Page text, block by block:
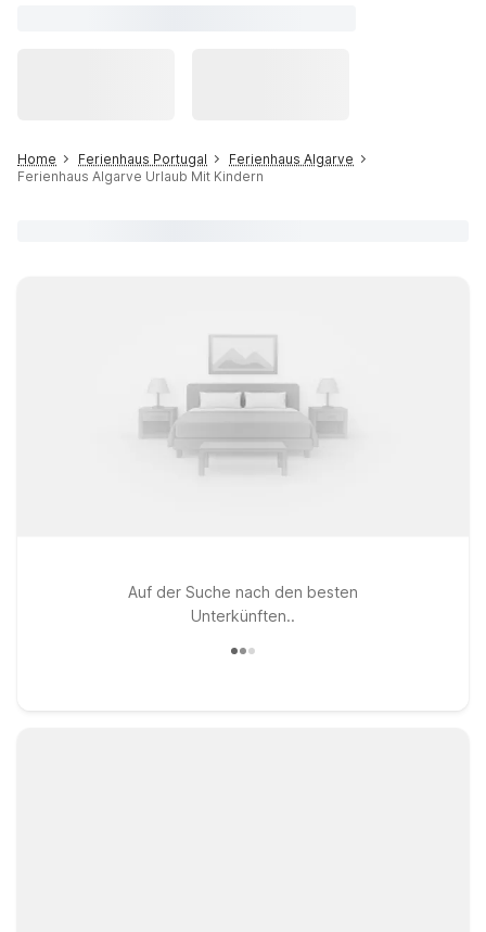
Home Ferienhaus Portugal
Ferienhaus Algarve
Ferienhaus Algarve Urlaub Mit Kindern
Auf der Suche nach den besten
Unterkünften..